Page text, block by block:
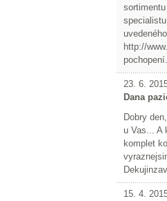
http://
pochopení.
23. 6.
Dana
Dobry
u Vas... A
komplet
15. 4.